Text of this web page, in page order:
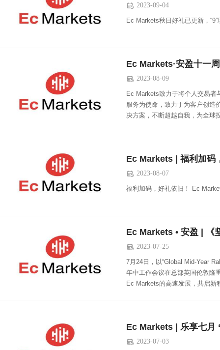
 2023-09-04
Ec Markets秋日好礼已更新，“9”
Ec Markets·安盈十一
 2023-08-09
Ec Markets致力于将个人交易者
服务为使命，致力于为客户创造
决方案，不断超越自我，为全球
 2023-08-07
福利加码，好礼依旧！ Ec
 2023-07-25
7月24日，以“Global Mid-Year
年中工作会议在总部英国伦敦隆
Ec Markets的高速发展，共启新
Ec Markets | 乐享七月
 2023-07-03